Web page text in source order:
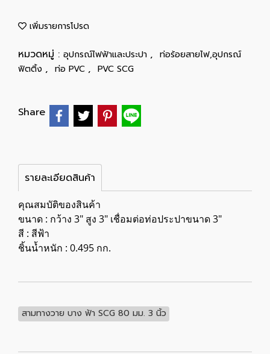
เพิ่มรายการโปรด
หมวดหมู่ : อุปกรณ์ไฟฟ้าและประปา , ท่อร้อยสายไฟ,อุปกรณ์
ฟิตติ้ง , ท่อ PVC , PVC SCG
Share
รายละเอียดสินค้า
คุณสมบัติของสินค้า
ขนาด : กว้าง 3" สูง 3" เชื่อมต่อท่อประปาขนาด 3"
สี : สีฟ้า
ชิ้นน้ำหนัก : 0.495 กก.
สามทางวาย บาง ฟ้า SCG 80 มม. 3 นิ้ว